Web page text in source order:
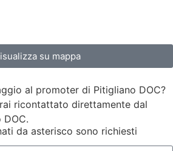
su mappa
al promoter di Pitigliano DOC?
ricontattato direttamente dal
da asterisco sono richiesti